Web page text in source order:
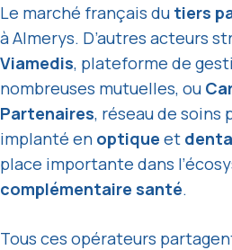
Le marché français du tiers
à Almerys. D’autres acteurs
Viamedis, plateforme de
nombreuses mutuelles, ou
Partenaires, réseau de
implanté en optique et
place importante dans
complémentaire santé.
Tous ces opérateurs